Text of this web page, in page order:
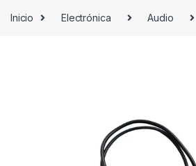
Inicio Electrónica Audio